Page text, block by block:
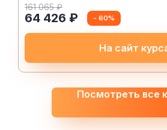
161 065 ₽
64 426 ₽ - 60%
На сайт
Посмотреть все